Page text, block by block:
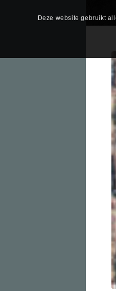
Deze website gebruikt